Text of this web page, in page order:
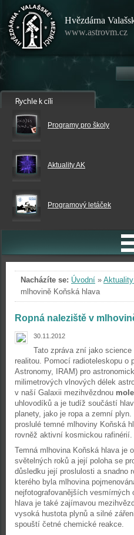
Hvězdárna
www.astrovm.cz
Programy pro školy
Aktuality AK
Programový letáček
Nacházíte se: Úvodní »
mlhovině Koňská hlava
Ropná naleziště v
30.11.2012
Tato zpráva zní jako
realitou. Pomocí radioteleskopu o
Astronomy, IRAM) pro
milimetrových vlnových délek
v naší Galaxii mezihvězdnou
uhlovodíků a je tudíž součástí
planety, jako je ropa a zemní
proslulé temné mlhoviny Koňská
rovněž aktivní kosmickou rafinérií.
Temná mlhovina Koňská hlava je
světelných roků a její poloha se
důsledku její proslulosti a snadno
kterého byla mlhovina
nejfotografovanějších
hlava je také zajímavou
vysoká hustota plynů a silné
spouští četné chemické reakce.